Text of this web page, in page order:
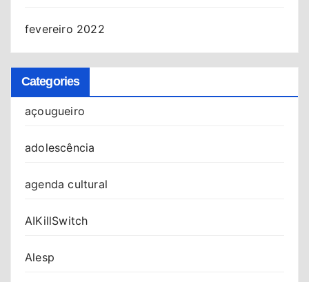
fevereiro 2022
Categories
açougueiro
adolescência
agenda cultural
AIKillSwitch
Alesp